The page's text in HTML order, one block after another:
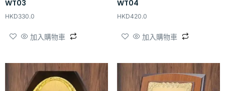
WT03
HKD330.0
加入購物車
WT04
HKD420.0
加入購物車